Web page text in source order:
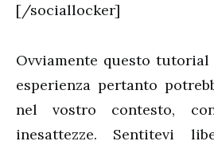
[/sociallocker]
Ovviamente questo
esperienza pertanto
nel vostro contesto,
inesattezze. Sentitevi